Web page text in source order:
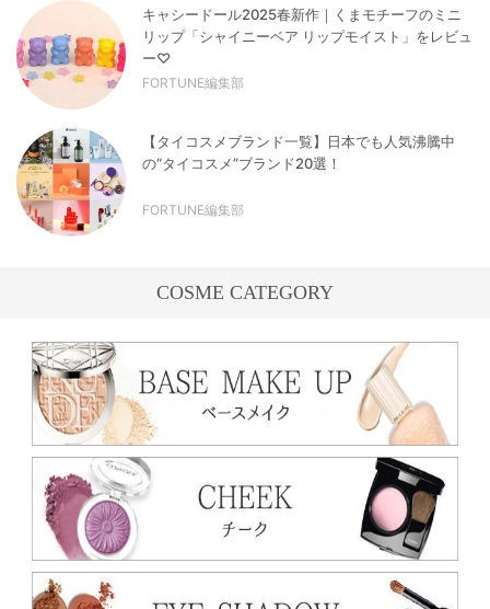
キャシードール2025春新作｜くまモチーフのミニ
リップ「シャイニーベア リップモイスト」をレビュ
ー♡
FORTUNE編集部
【タイコスメブランド一覧】日本でも人気沸騰中
の“タイコスメ”ブランド20選！
FORTUNE編集部
COSME CATEGORY